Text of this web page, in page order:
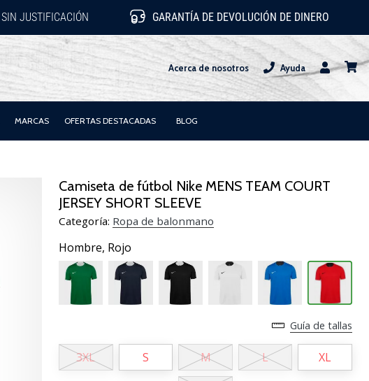
SIN JUSTIFICACIÓN GARANTÍA DE DEVOLUCIÓN DE DINERO
Acerca de nosotros
Ayuda
Usuario
MARCAS OFERTAS DESTACADAS BLOG
Camiseta de fútbol Nike MENS TEAM COURT
JERSEY SHORT SLEEVE
Categoría: Ropa de balonmano
Hombre, Rojo
Guía de tallas
3XL S M L XL